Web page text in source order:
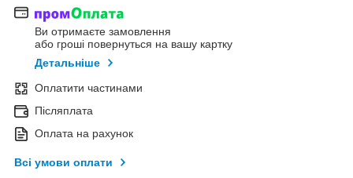
Ви отримаєте замовлення
або гроші повернуться на вашу картку
Детальніше
Оплатити частинами
Післяплата
Оплата на рахунок
Всі умови оплати